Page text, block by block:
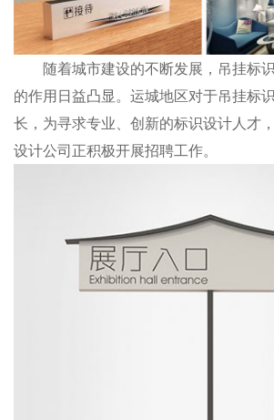
随着城市建设的不断发展，吊挂标
的作用日益凸显。运城地区对于吊挂标
长，为寻求专业、创新的标识设计人才
设计公司正积极开展招聘工作。